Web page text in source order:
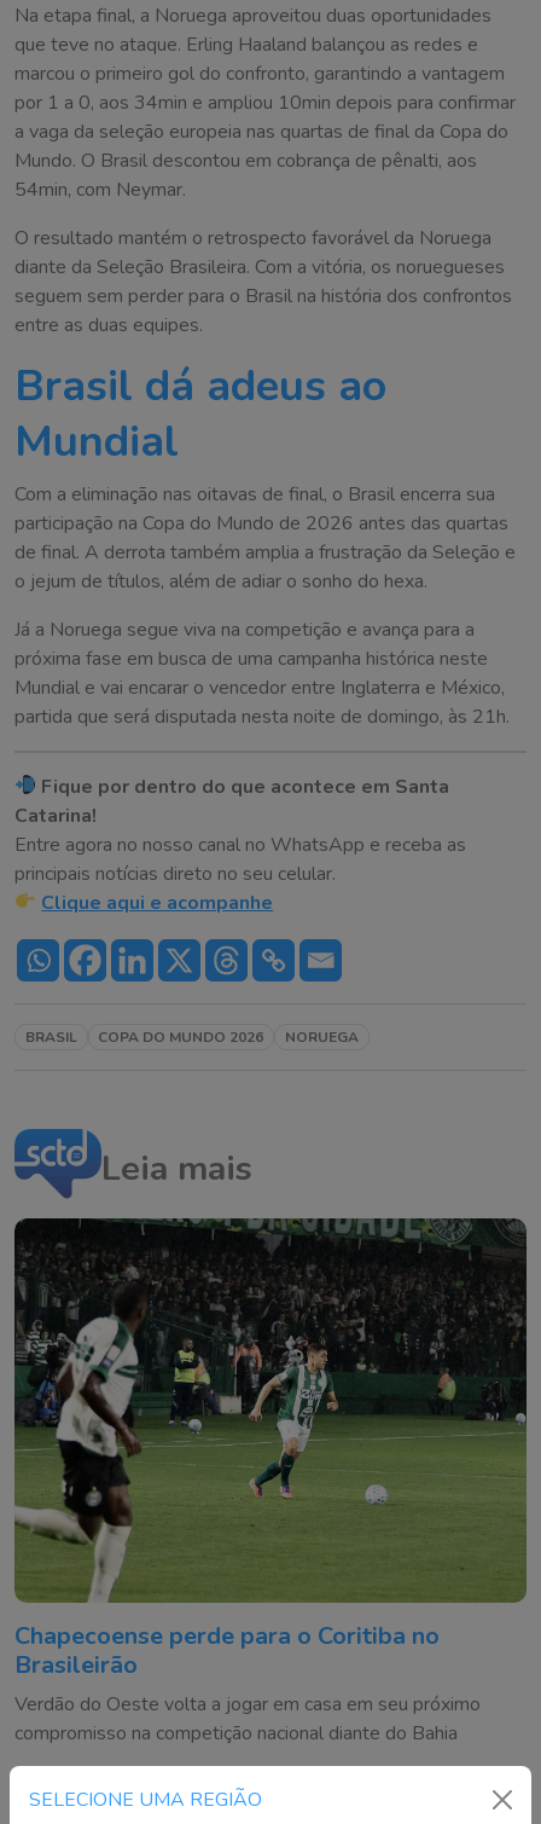
SELECIONE UMA REGIÃO
Na etapa final, a Noruega aproveitou duas oportunidades
que teve no ataque. Erling Haaland balançou as redes e
marcou o primeiro gol do confronto, garantindo a vantagem
por 1 a 0, aos 34min e ampliou 10min depois para confirmar
a vaga da seleção europeia nas quartas de final da Copa do
Mundo. O Brasil descontou em cobrança de pênalti, aos
54min, com Neymar.
O resultado mantém o retrospecto favorável da Noruega
diante da Seleção Brasileira. Com a vitória, os noruegueses
seguem sem perder para o Brasil na história dos confrontos
entre as duas equipes.
Brasil dá adeus ao
Mundial
Com a eliminação nas oitavas de final, o Brasil encerra sua
participação na Copa do Mundo de 2026 antes das quartas
de final. A derrota também amplia a frustração da Seleção e
o jejum de títulos, além de adiar o sonho do hexa.
Já a Noruega segue viva na competição e avança para a
próxima fase em busca de uma campanha histórica neste
Mundial e vai encarar o vencedor entre Inglaterra e México,
partida que será disputada nesta noite de domingo, às 21h.
Fique por dentro do que acontece em Santa
Catarina!
Entre agora no nosso canal no WhatsApp e receba as
principais notícias direto no seu celular.
Clique aqui e acompanhe
BRASIL COPA DO MUNDO 2026 NORUEGA
Leia mais
Chapecoense perde para o Coritiba no
Brasileirão
Verdão do Oeste volta a jogar em casa em seu próximo
compromisso na competição nacional diante do Bahia